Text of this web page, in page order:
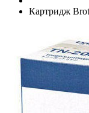
Картридж